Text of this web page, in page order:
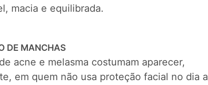
macia e equilibrada.
DE MANCHAS
acne e melasma costumam aparecer,
em quem não usa proteção facial no dia a